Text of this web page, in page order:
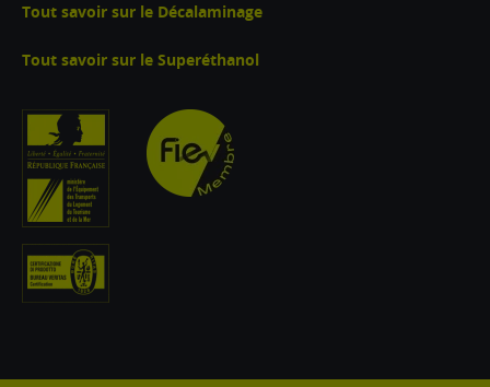
Tout savoir sur le Décalaminage
Tout savoir sur le Superéthanol